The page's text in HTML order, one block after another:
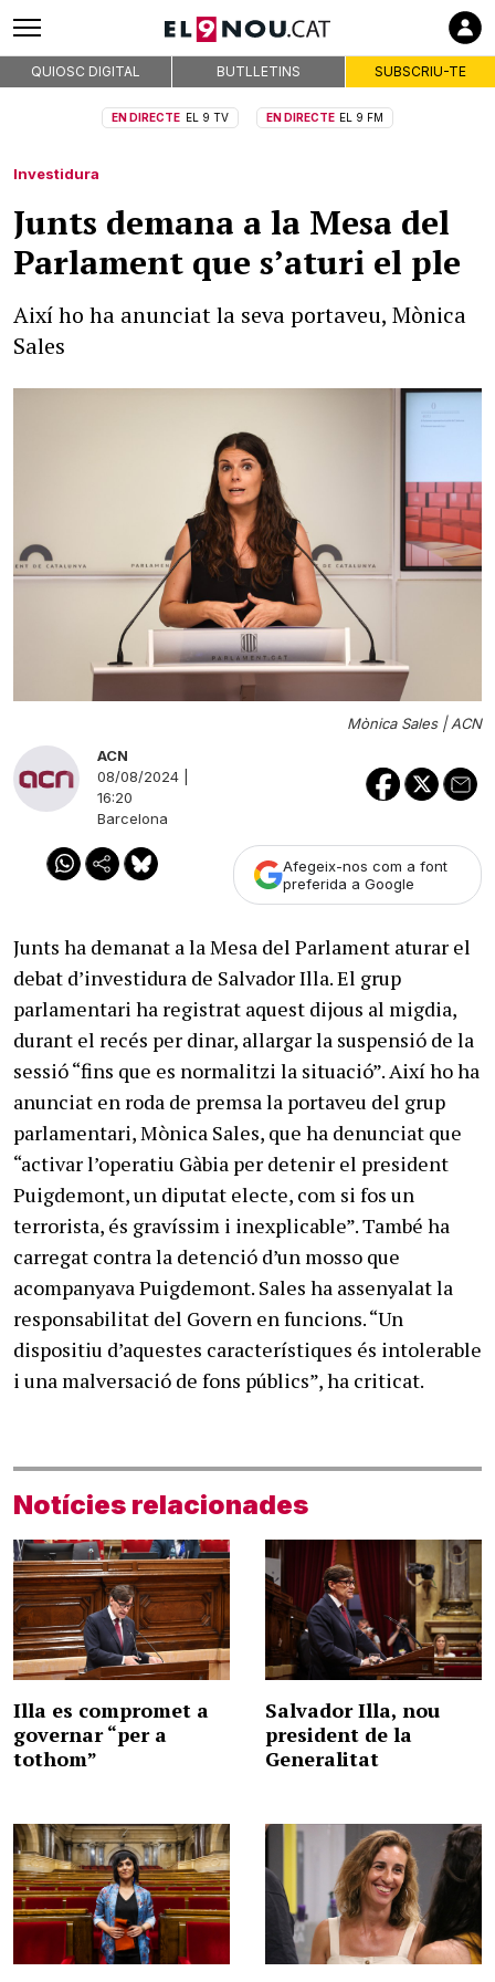
QUIOSC DIGITAL BUTLLETINS SUBSCRIU-TE
EN DIRECTE EL 9 TV EN DIRECTE EL 9 FM
Investidura
Junts demana a la Mesa del
Parlament que s’aturi el ple
Així ho ha anunciat la seva portaveu, Mònica
Sales
Mònica Sales |ACN
ACN
08/08/2024 |
16:20
Barcelona
Afegeix-nos com a font
preferida a Google
Junts ha demanat a la Mesa del Parlament aturar el
debat d’investidura de Salvador Illa. El grup
parlamentari ha registrat aquest dijous al migdia,
durant el recés per dinar, allargar la suspensió de la
sessió “fins que es normalitzi la situació”. Així ho ha
anunciat en roda de premsa la portaveu del grup
parlamentari, Mònica Sales, que ha denunciat que
“activar l’operatiu Gàbia per detenir el president
Puigdemont, un diputat electe, com si fos un
terrorista, és gravíssim i inexplicable”. També ha
carregat contra la detenció d’un mosso que
acompanyava Puigdemont. Sales ha assenyalat la
responsabilitat del Govern en funcions. “Un
dispositiu d’aquestes característiques és intolerable
i una malversació de fons públics”, ha criticat.
Notícies relacionades
Illa es compromet a
governar “per a
tothom”
Salvador Illa, nou
president de la
Generalitat